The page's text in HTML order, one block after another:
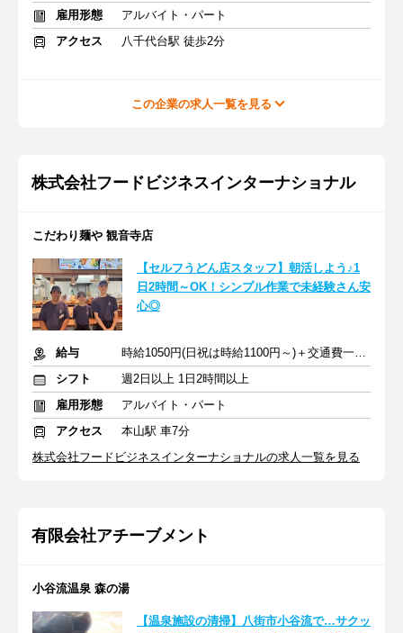
雇用形態
アルバイト・パート
アクセス
八千代台駅 徒歩2分
この企業の求人一覧を見る
株式会社フードビジネスインターナショナル
こだわり麺や 観音寺店
【セルフうどん店スタッフ】朝活しよう♪1
日2時間～OK！シンプル作業で未経験さん安
心◎
給与
時給1050円(日祝は時給1100円～)＋交通費一部支給
シフト
週2日以上 1日2時間以上
雇用形態
アルバイト・パート
アクセス
本山駅 車7分
株式会社フードビジネスインターナショナルの求人一覧を見る
有限会社アチーブメント
小谷流温泉 森の湯
【温泉施設の清掃】八街市小谷流で…サクッ